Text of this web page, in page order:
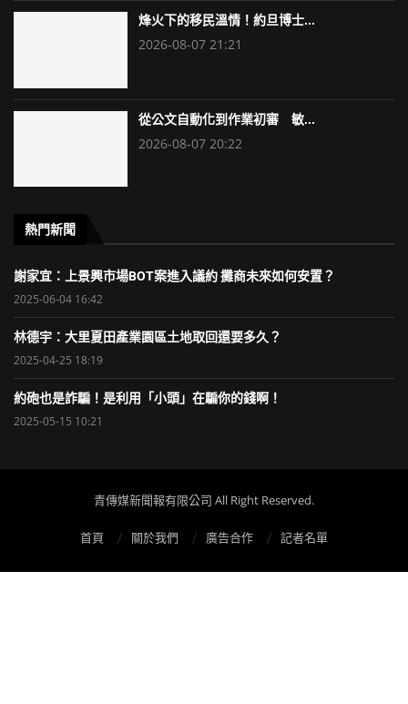
烽火下的移民溫情！約旦博士...
2026-08-07 21:21
從公文自動化到作業初審 敏...
2026-08-07 20:22
熱門新聞
謝家宜：上景興市場BOT案進入議約 攤商未來如何安置？
2025-06-04 16:42
林德宇：大里夏田產業園區土地取回還要多久？
2025-04-25 18:19
約砲也是詐騙！是利用「小頭」在騙你的錢啊！
2025-05-15 10:21
青傳媒新聞報有限公司 All Right Reserved.
首頁 關於我們 廣告合作 記者名單